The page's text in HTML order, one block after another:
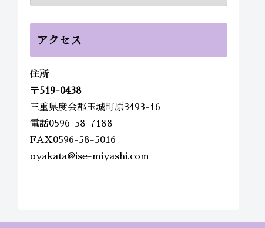
アクセス
住所
〒519-0438
三重県度会郡玉城町原3493-16
電話0596-58-7188
FAX0596-58-5016
oyakata@ise-miyashi.com